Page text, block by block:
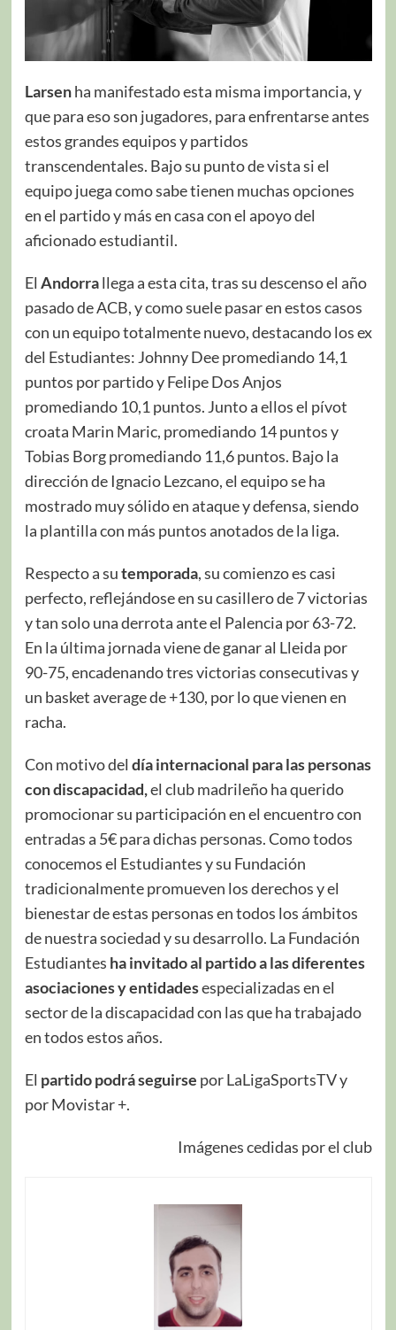
Larsenha manifestado esta misma importancia, y
que para eso son jugadores, para enfrentarse antes
estos grandes equipos y partidos
transcendentales. Bajo su punto de vista si el
equipo juega como sabe tienen muchas opciones
en el partido y más en casa con el apoyo del
aficionado estudiantil.
El Andorrallega a esta cita, tras su descenso el año
pasado de ACB, y como suele pasar en estos casos
con un equipo totalmente nuevo, destacando los ex
del Estudiantes: Johnny Dee promediando 14,1
puntos por partido y Felipe Dos Anjos
promediando 10,1 puntos. Junto a ellos el pívot
croata Marin Maric, promediando 14 puntos y
Tobias Borg promediando 11,6 puntos. Bajo la
dirección de Ignacio Lezcano, el equipo se ha
mostrado muy sólido en ataque y defensa, siendo
la plantilla con más puntos anotados de la liga.
Respecto a sutemporada, su comienzo es casi
perfecto, reflejándose en su casillero de 7 victorias
y tan solo una derrota ante el Palencia por 63-72.
En la última jornada viene de ganar al Lleida por
90-75, encadenando tres victorias consecutivas y
un basket average de +130, por lo que vienen en
racha.
Con motivo del día internacional para las personas
con discapacidad,el club madrileño ha querido
promocionar su participación en el encuentro con
entradas a 5€ para dichas personas. Como todos
conocemos el Estudiantes y su Fundación
tradicionalmente promueven los derechos y el
bienestar de estas personas en todos los ámbitos
de nuestra sociedad y su desarrollo. La Fundación
Estudiantes ha invitado al partido a las diferentes
asociaciones y entidadesespecializadas en el
sector de la discapacidad con las que ha trabajado
en todos estos años.
El partido podrá seguirse por LaLigaSportsTV y
por Movistar +.
Imágenes cedidas por el club